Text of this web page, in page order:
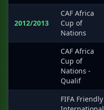
2012/2013
CAF Africa
Cup of
Nations
CAF Africa
Cup of
Nations -
Qualif
FIFA Friendly